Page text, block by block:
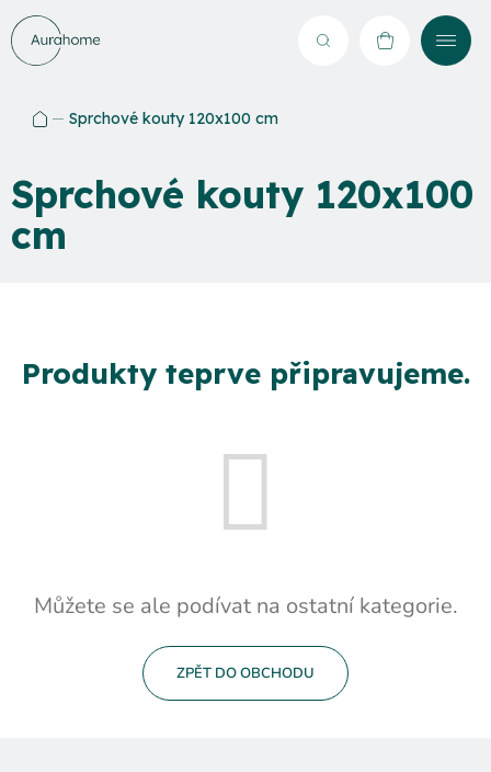
Přejít
na
obsah
Hledat NÁKUPNÍ
Sprchové kouty 120x100 cm
Sprchové kouty 120x100
cm
Produkty teprve připravujeme.
Můžete se ale podívat na ostatní kategorie.
ZPĚT DO OBCHODU